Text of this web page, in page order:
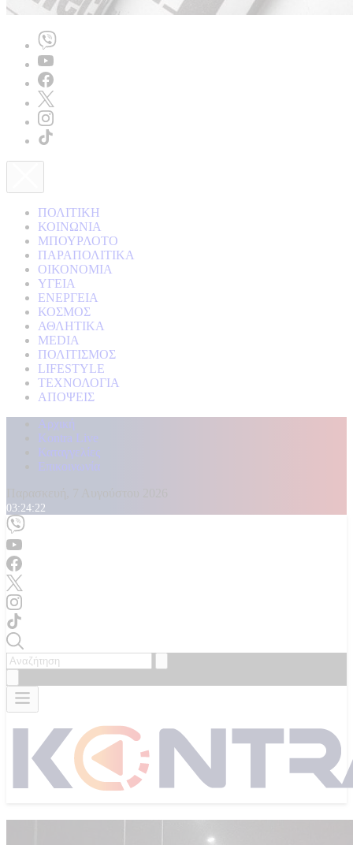
ΠΟΛΙΤΙΚΗ
ΚΟΙΝΩΝΙΑ
ΜΠΟΥΡΛΟΤΟ
ΠΑΡΑΠΟΛΙΤΙΚΑ
ΟΙΚΟΝΟΜΙΑ
ΥΓΕΙΑ
ΕΝΕΡΓΕΙΑ
ΚΟΣΜΟΣ
ΑΘΛΗΤΙΚΑ
MEDIA
ΠΟΛΙΤΙΣΜΟΣ
LIFESTYLE
ΤΕΧΝΟΛΟΓΙΑ
ΑΠΟΨΕΙΣ
Αρχική
Kontra Live
Καταγγελίες
Επικοινωνία
03:24:23